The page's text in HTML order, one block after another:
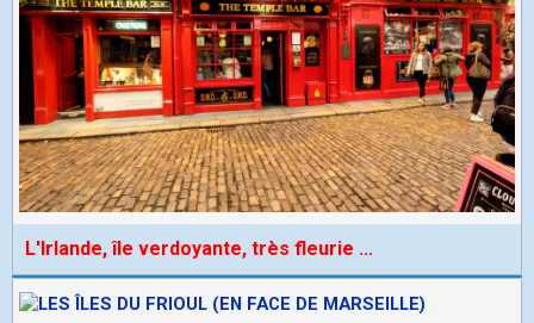
L'Irlande, île verdoyante, très fleurie ...